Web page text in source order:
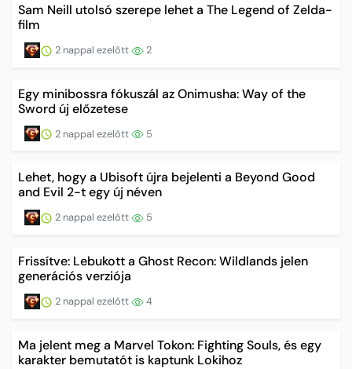
Sam Neill utolsó szerepe lehet a The Legend of Zelda-
film
2 nappal ezelőtt 2
Egy minibossra fókuszál az Onimusha: Way of the
Sword új előzetese
2 nappal ezelőtt 5
Lehet, hogy a Ubisoft újra bejelenti a Beyond Good
and Evil 2-t egy új néven
2 nappal ezelőtt 5
Frissítve: Lebukott a Ghost Recon: Wildlands jelen
generációs verziója
2 nappal ezelőtt 4
Ma jelent meg a Marvel Tokon: Fighting Souls, és egy
karakter bemutatót is kaptunk Lokihoz